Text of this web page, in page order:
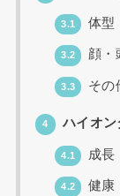
3.1 体型
3.2 顔・
3.3 その
4 ハイオン
4.1 成長
4.2 健康